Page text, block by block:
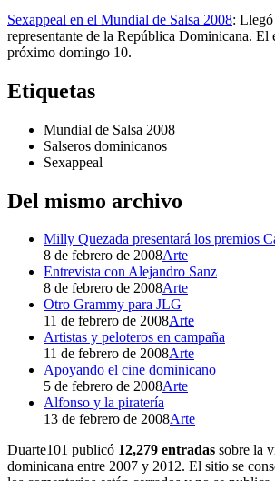
Sexappeal en el Mundial de Salsa 2008:
representante de la República Dominicana. El
próximo domingo 10.
Etiquetas
Mundial de Salsa 2008
Salseros dominicanos
Sexappeal
Del mismo archivo
Milly Quezada presentará los premios
8 de febrero de 2008Arte
Entrevista con Alejandro Sanz
8 de febrero de 2008Arte
Otro Grammy para JLG
11 de febrero de 2008Arte
Artistas y peloteros en campaña
11 de febrero de 2008Arte
Apoyando el cine dominicano
5 de febrero de 2008Arte
Alfonso y la piratería
13 de febrero de 2008Arte
Duarte101 publicó 12,279 entradas sobre la
dominicana entre 2007 y 2012. El sitio se